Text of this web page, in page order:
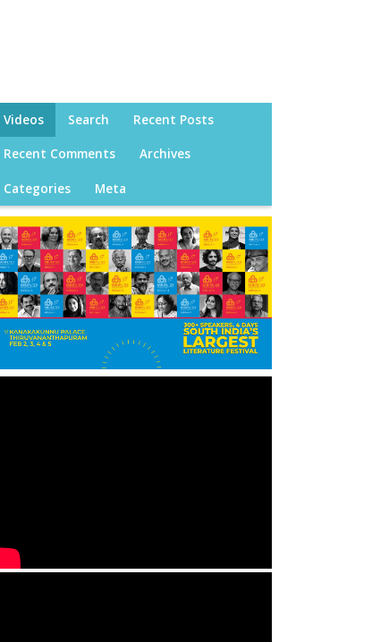
Videos Search Recent Posts
Recent Comments Archives
Categories Meta